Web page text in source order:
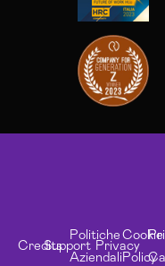
CreditsSupport
Politiche
Aziendali
Privacy
Cookie
Policy